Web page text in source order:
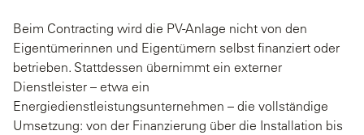
Beim Contracting wird die PV-Anlage nicht von den
Eigentümerinnen und Eigentümern selbst finanziert oder
betrieben. Stattdessen übernimmt ein externer
Dienstleister – etwa ein
Energiedienstleistungsunternehmen – die vollständige
Umsetzung: von der Finanzierung über die Installation bis